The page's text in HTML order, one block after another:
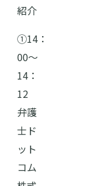
紹介
➀14：
00〜
14：
12
弁護
士ド
ット
コム